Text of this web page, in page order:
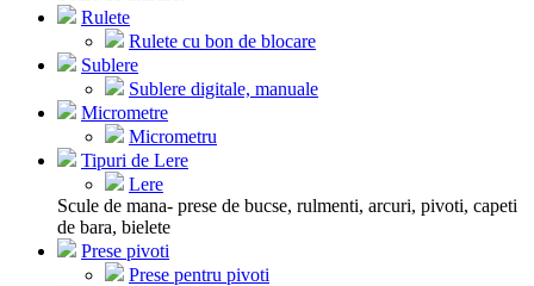
Rulete
Rulete cu bon de blocare
Sublere
Sublere digitale, manuale
Micrometre
Micrometru
Tipuri de Lere
Lere
Scule de mana- prese de bucse, rulmenti, arcuri, pivoti, capeti
de bara, bielete
Prese pivoti
Prese pentru pivoti